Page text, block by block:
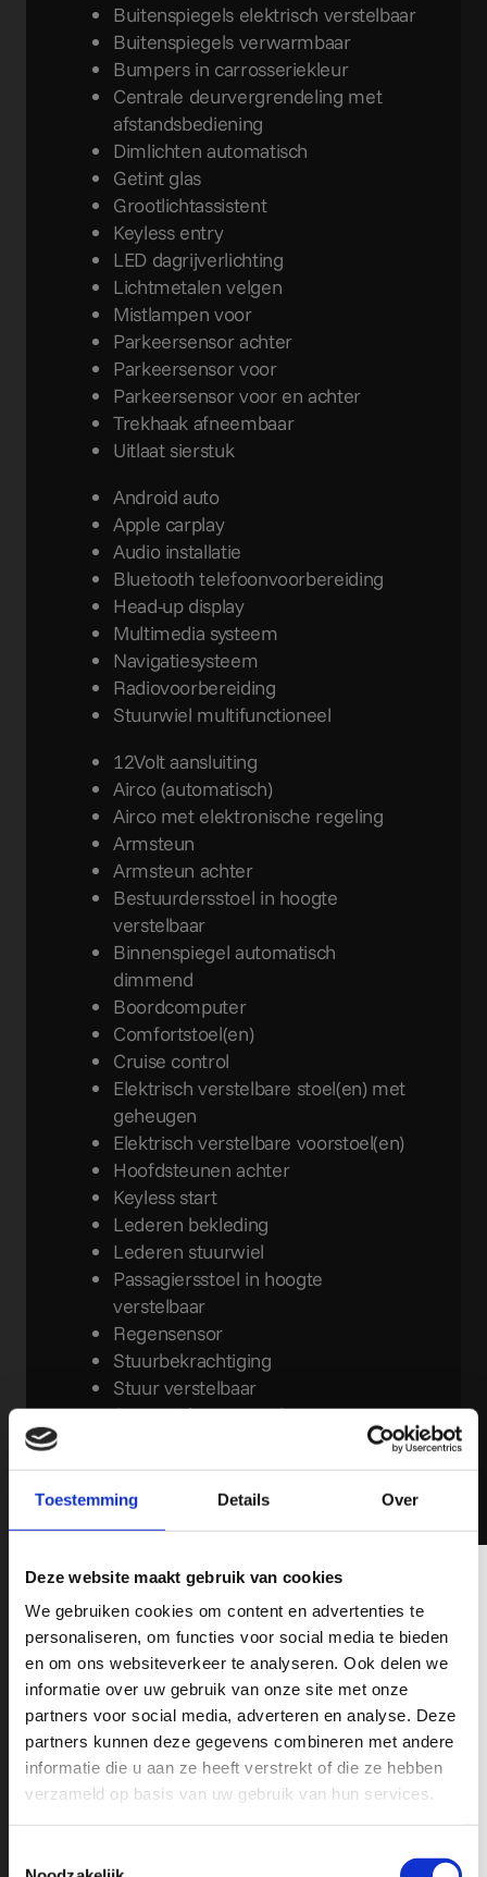
Toestemming Details Over
Deze website maakt gebruik van cookies
We gebruiken cookies om content en advertenties te
personaliseren, om functies voor social media te bieden
en om ons websiteverkeer te analyseren. Ook delen we
informatie over uw gebruik van onze site met onze
partners voor social media, adverteren en analyse. Deze
partners kunnen deze gegevens combineren met andere
informatie die u aan ze heeft verstrekt of die ze hebben
verzameld op basis van uw gebruik van hun services.
Buitenspiegels elektrisch verstelbaar
Buitenspiegels verwarmbaar
Bumpers in carrosseriekleur
Centrale deurvergrendeling met
afstandsbediening
Dimlichten automatisch
Getint glas
Grootlichtassistent
Keyless entry
LED dagrijverlichting
Lichtmetalen velgen
Mistlampen voor
Parkeersensor achter
Parkeersensor voor
Parkeersensor voor en achter
Trekhaak afneembaar
Uitlaat sierstuk
Android auto
Apple carplay
Audio installatie
Bluetooth telefoonvoorbereiding
Head-up display
Multimedia systeem
Navigatiesysteem
Radiovoorbereiding
Stuurwiel multifunctioneel
12Volt aansluiting
Airco (automatisch)
Airco met elektronische regeling
Armsteun
Armsteun achter
Bestuurdersstoel in hoogte
verstelbaar
Binnenspiegel automatisch
dimmend
Boordcomputer
Comfortstoel(en)
Cruise control
Elektrisch verstelbare stoel(en) met
geheugen
Elektrisch verstelbare voorstoel(en)
Hoofdsteunen achter
Keyless start
Lederen bekleding
Lederen stuurwiel
Passagiersstoel in hoogte
verstelbaar
Regensensor
Stuurbekrachtiging
Stuur verstelbaar
Stuurwiel verwarmd
Voorstoelen in hoogte verstelbaar
Voorstoelen verwarmd
Zwarte hemelbekleding
Achteruitrijcamera
Airbag bestuurder
Airbag passagier
Anti Blokkeer Systeem
Anti doorSlip Regeling
Autonomous Emergency Braking
Derde remlicht
Hill hold functie
Isofix bevestiging voor kinderzitjes
Schrijf je hier in op onze Nieuwsbrief!
Wil jij op de hoogte blijven op o.a het gebied van Pick-Ups,
nieuwe modellen, fiscale tips en leuke acties? schrijf je in op
onze nieuwsbrief en mis nooit de recente ontwikkelingen op het
gebied van RAM, Chevrolet en GMC Pick-Up Trucks.